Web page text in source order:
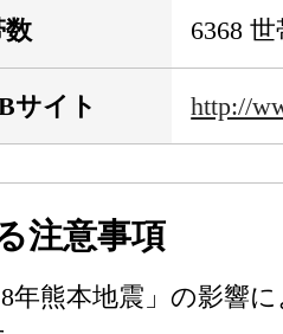
数 6368 世
サイト http://
注意事項
8年熊本地震」の影響